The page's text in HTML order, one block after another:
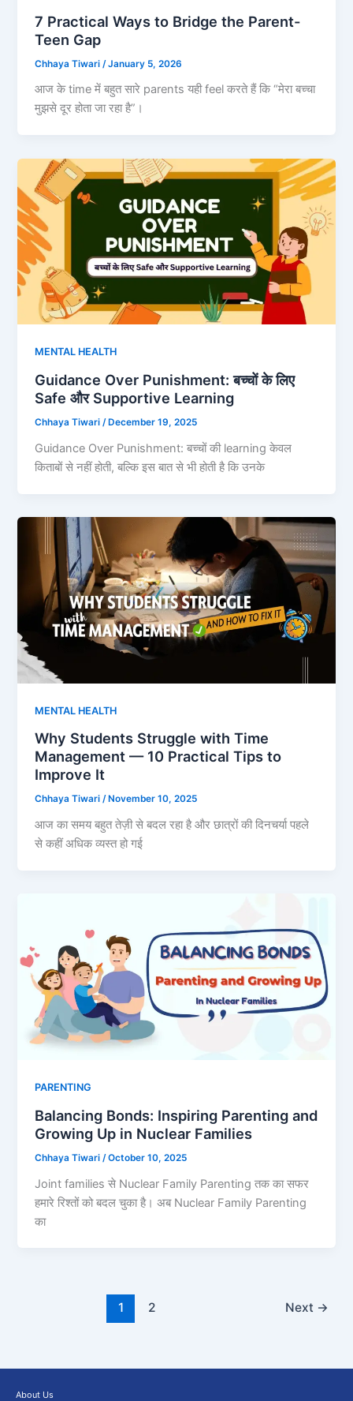
7 Practical Ways to Bridge the Parent-
Teen Gap
Chhaya Tiwari /January 5, 2026
आज के time में बहुत सारे parents यही feel करते हैं कि “मेरा बच्चा
मुझसे दूर होता जा रहा है”।
MENTAL HEALTH
Guidance Over Punishment: बच्चों के लिए
Safe और Supportive Learning
Chhaya Tiwari/ December 19, 2025
Guidance Over Punishment: बच्चों की learning केवल
किताबों से नहीं होती, बल्कि इस बात से भी होती है कि उनके
MENTAL HEALTH
Why Students Struggle with Time
Management — 10 Practical Tips to
Improve It
Chhaya Tiwari/ November 10, 2025
आज का समय बहुत तेज़ी से बदल रहा है और छात्रों की दिनचर्या पहले
से कहीं अधिक व्यस्त हो गई
PARENTING
Balancing Bonds: Inspiring Parenting and
Growing Up in Nuclear Families
Chhaya Tiwari /October 10, 2025
Joint families से Nuclear Family Parenting तक का सफर
हमारे रिश्तों को बदल चुका है। अब Nuclear Family Parenting
का
1 2 Next →
About Us